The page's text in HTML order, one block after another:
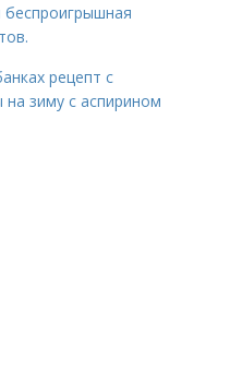
рецепт с
зиму с аспирином